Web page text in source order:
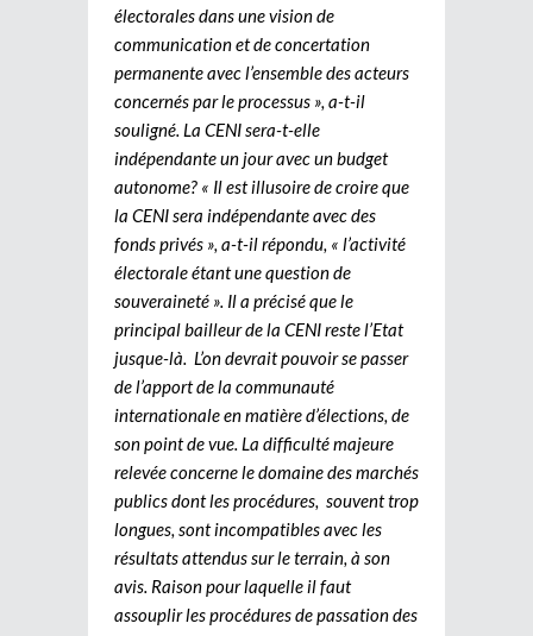
électorales dans une vision de
communication et de concertation
permanente avec l’ensemble des acteurs
concernés par le processus », a-t-il
souligné. La CENI sera-t-elle
indépendante un jour avec un budget
autonome? « Il est illusoire de croire que
la CENI sera indépendante avec des
fonds privés », a-t-il répondu, « l’activité
électorale étant une question de
souveraineté ». Il a précisé que le
principal bailleur de la CENI reste l’Etat
jusque-là. L’on devrait pouvoir se passer
de l’apport de la communauté
internationale en matière d’élections, de
son point de vue. La difficulté majeure
relevée concerne le domaine des marchés
publics dont les procédures, souvent trop
longues, sont incompatibles avec les
résultats attendus sur le terrain, à son
avis. Raison pour laquelle il faut
assouplir les procédures de passation des